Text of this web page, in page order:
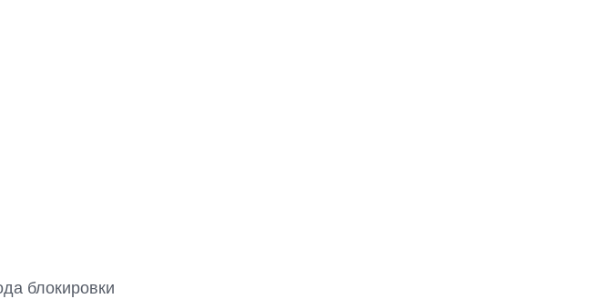
блокировки